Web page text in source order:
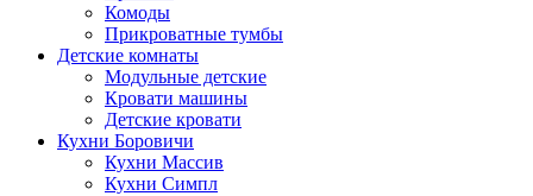
Комоды
Прикроватные тумбы
Детские комнаты
Модульные детские
Кровати машины
Детские кровати
Кухни Боровичи
Кухни Массив
Кухни Симпл